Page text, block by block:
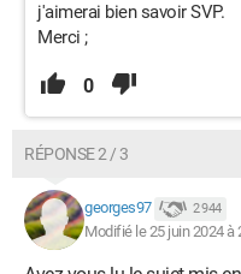
j'aimerai bien savoir SVP.
Merci ;
0
RÉPONSE 2 / 3
georges97 2 944
Modifié le 25 juin 2024 à